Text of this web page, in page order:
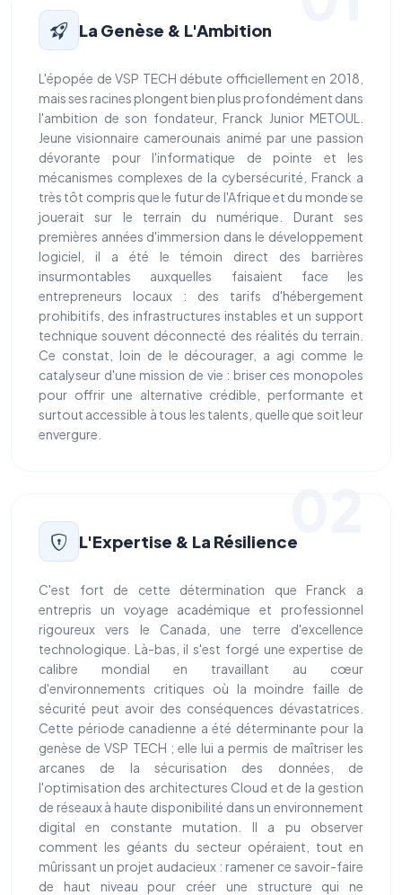
La Genèse & L'Ambition
L'épopée de VSP TECH débute officiellement en 2018,
mais ses racines plongent bien plus profondément dans
l'ambition de son fondateur, Franck Junior METOUL.
Jeune visionnaire camerounais animé par une passion
dévorante pour l'informatique de pointe et les
mécanismes complexes de la cybersécurité, Franck a
très tôt compris que le futur de l'Afrique et du monde se
jouerait sur le terrain du numérique. Durant ses
premières années d'immersion dans le développement
logiciel, il a été le témoin direct des barrières
insurmontables auxquelles faisaient face les
entrepreneurs locaux : des tarifs d'hébergement
prohibitifs, des infrastructures instables et un support
technique souvent déconnecté des réalités du terrain.
Ce constat, loin de le décourager, a agi comme le
catalyseur d'une mission de vie : briser ces monopoles
pour offrir une alternative crédible, performante et
surtout accessible à tous les talents, quelle que soit leur
envergure.
L'Expertise & La Résilience
C'est fort de cette détermination que Franck a
entrepris un voyage académique et professionnel
rigoureux vers le Canada, une terre d'excellence
technologique. Là-bas, il s'est forgé une expertise de
calibre mondial en travaillant au cœur
d'environnements critiques où la moindre faille de
sécurité peut avoir des conséquences dévastatrices.
Cette période canadienne a été déterminante pour la
genèse de VSP TECH ; elle lui a permis de maîtriser les
arcanes de la sécurisation des données, de
l'optimisation des architectures Cloud et de la gestion
de réseaux à haute disponibilité dans un environnement
digital en constante mutation. Il a pu observer
comment les géants du secteur opéraient, tout en
mûrissant un projet audacieux : ramener ce savoir-faire
de haut niveau pour créer une structure qui ne